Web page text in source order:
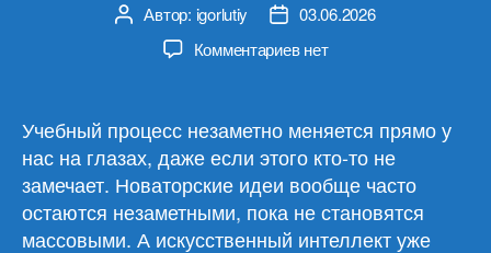
Автор
записи
Автор: igorlutiy
Дата03.06.2026
Комментариевк
03.06.26
нет
Учебный процесс незаметно меняется прямо у
нас на глазах, даже если этого кто-то не
замечает. Новаторские идеи вообще часто
остаются незаметными, пока не становятся
массовыми. А искусственный интеллект уже